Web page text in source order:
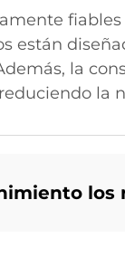
están
la
la